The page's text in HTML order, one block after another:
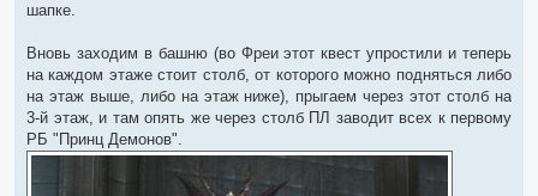
шапке.
Вновь заходим в башню (во Фреи этот квест упростили и теперь
на каждом этаже стоит столб, от которого можно подняться либо
на этаж выше, либо на этаж ниже), прыгаем через этот столб на
3-й этаж, и там опять же через столб ПЛ заводит всех к первому
РБ "Принц Демонов".